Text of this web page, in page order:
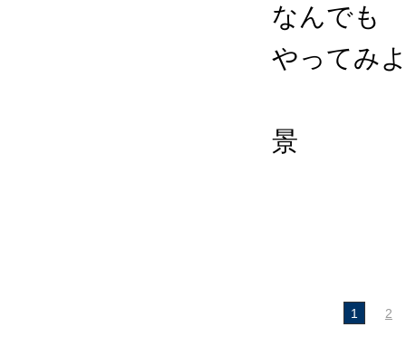
なんでも
やってみ
景
1 2